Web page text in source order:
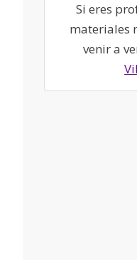
Si eres
materiales
venir a